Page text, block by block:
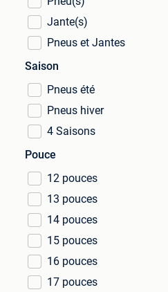
Jante(s)
Pneus et Jantes
Saison
Pneus été
Pneus hiver
4 Saisons
Pouce
12 pouces
13 pouces
14 pouces
15 pouces
16 pouces
17 pouces